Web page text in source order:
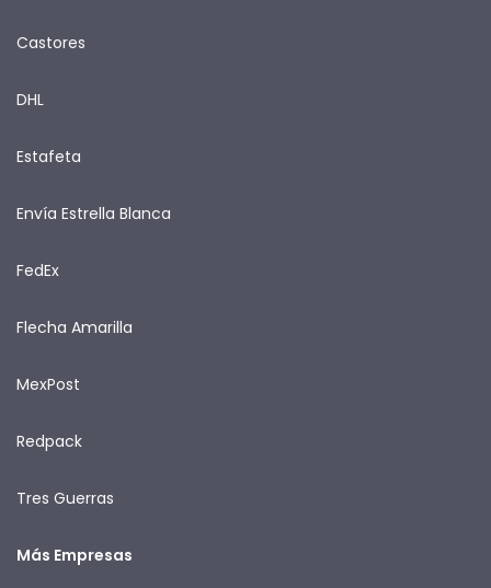
Castores
DHL
Estafeta
Envía Estrella Blanca
FedEx
Flecha Amarilla
MexPost
Redpack
Tres Guerras
Más Empresas